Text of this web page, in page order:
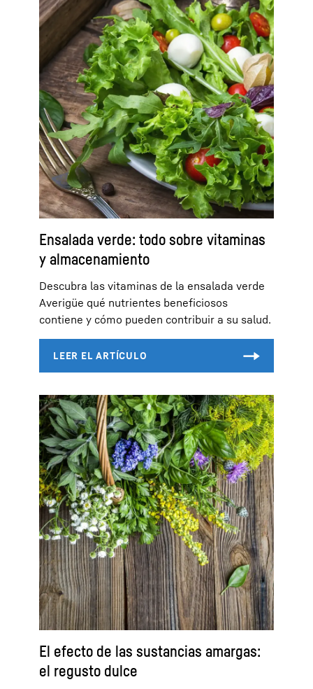
Ensalada verde: todo sobre vitaminas
y almacenamiento
Descubra las vitaminas de la ensalada verde
Averigüe qué nutrientes beneficiosos
contiene y cómo pueden contribuir a su salud.
El efecto de las sustancias amargas:
el regusto dulce